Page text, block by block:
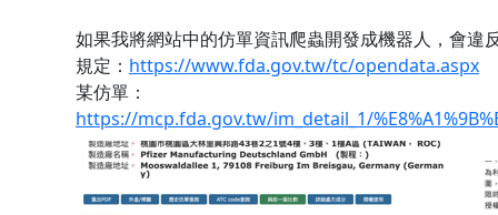
如果我將網站中的仿單資訊爬蟲開發成機器人，會違
規定： https://www.fda.gov.tw/tc/opendata.aspx
某仿單：
https://mcp.fda.gov.tw/im_detail_1/